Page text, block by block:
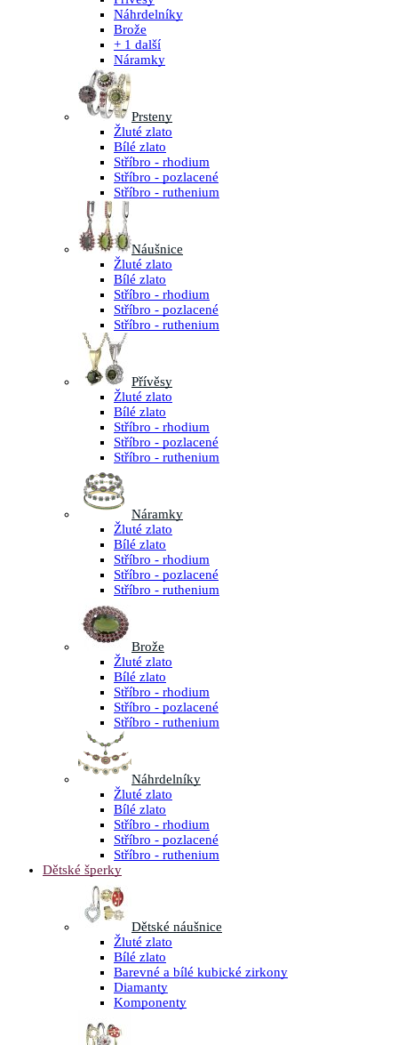
Náhrdelníky
Brože
+ 1 další
Náramky
Prsteny
Žluté zlato
Bílé zlato
Stříbro - rhodium
Stříbro - pozlacené
Stříbro - ruthenium
Náušnice
Žluté zlato
Bílé zlato
Stříbro - rhodium
Stříbro - pozlacené
Stříbro - ruthenium
Přívěsy
Žluté zlato
Bílé zlato
Stříbro - rhodium
Stříbro - pozlacené
Stříbro - ruthenium
Náramky
Žluté zlato
Bílé zlato
Stříbro - rhodium
Stříbro - pozlacené
Stříbro - ruthenium
Brože
Žluté zlato
Bílé zlato
Stříbro - rhodium
Stříbro - pozlacené
Stříbro - ruthenium
Náhrdelníky
Žluté zlato
Bílé zlato
Stříbro - rhodium
Stříbro - pozlacené
Stříbro - ruthenium
Dětské šperky
Dětské náušnice
Žluté zlato
Bílé zlato
Barevné a bílé kubické zirkony
Diamanty
Komponenty